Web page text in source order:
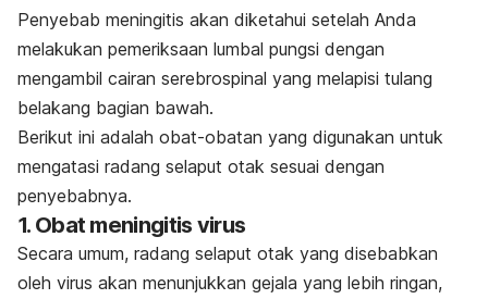
Penyebab meningitis akan diketahui setelah Anda
melakukan pemeriksaan lumbal pungsi dengan
mengambil cairan serebrospinal yang melapisi tulang
belakang bagian bawah.
Berikut ini adalah obat-obatan yang digunakan untuk
mengatasi radang selaput otak sesuai dengan
penyebabnya.
1. Obat meningitis virus
Secara umum, radang selaput otak yang disebabkan
oleh virus akan menunjukkan gejala yang lebih ringan,